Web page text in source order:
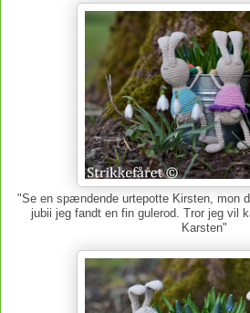
"Se en spændende urtepotte Kirsten, mon
jubii jeg fandt en fin gulerod. Tror jeg vil
Karsten"